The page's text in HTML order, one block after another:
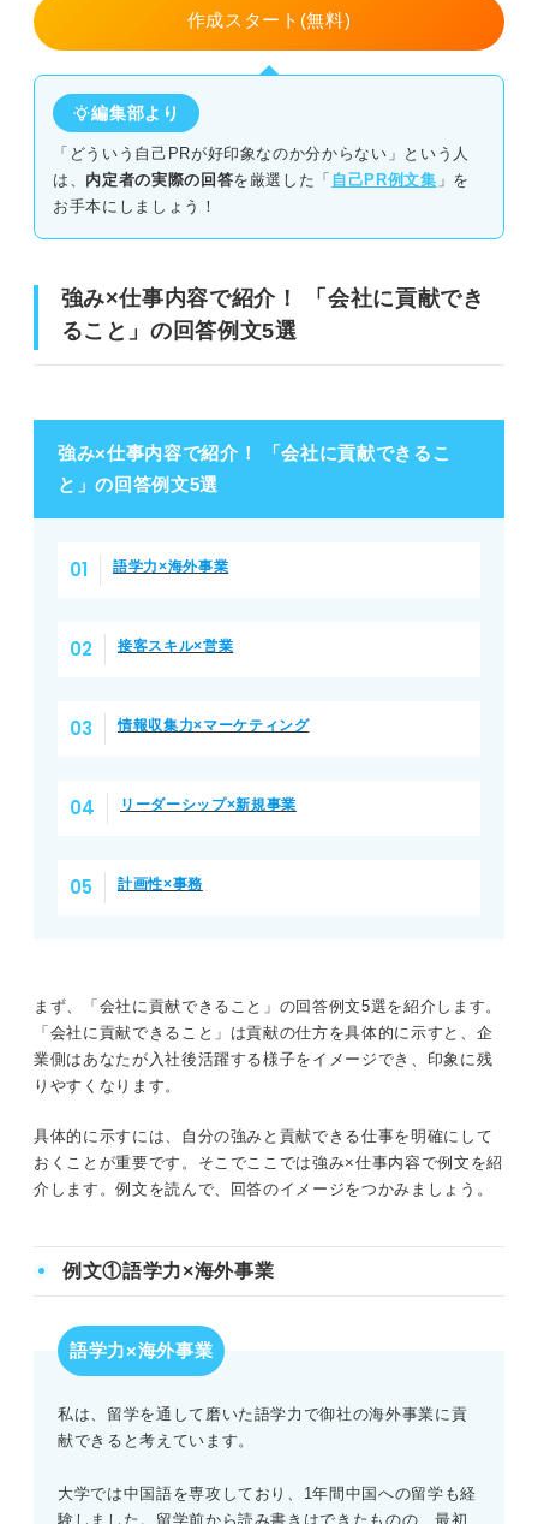
作成スタート(無料)
編集部より
「どういう自己PRが好印象なのか分からない」という人
は、 内定者の実際の回答を厳選した「 自己PR例文集 」を
お手本にしましょう！
強み×仕事内容で紹介！ 「会社に貢献でき
ること」の回答例文5選
強み×仕事内容で紹介！ 「会社に貢献できるこ
と」の回答例文5選
語学力×海外事業
接客スキル×営業
情報収集力×マーケティング
リーダーシップ×新規事業
計画性×事務
まず、「会社に貢献できること」の回答例文5選を紹介します。
「会社に貢献できること」は貢献の仕方を具体的に示すと、企
業側はあなたが入社後活躍する様子をイメージでき、印象に残
りやすくなります。
具体的に示すには、自分の強みと貢献できる仕事を明確にして
おくことが重要です。そこでここでは強み×仕事内容で例文を紹
介します。例文を読んで、回答のイメージをつかみましょう。
例文①語学力×海外事業
語学力×海外事業
私は、留学を通して磨いた語学力で御社の海外事業に貢
献できると考えています。
大学では中国語を専攻しており、1年間中国への留学も経
験しました。留学前から読み書きはできたものの、最初